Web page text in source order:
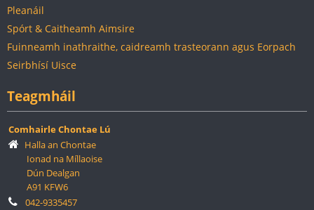
Pleanáil
Spórt & Caitheamh Aimsire
Fuinneamh inathraithe, caidreamh trasteorann agus Eorpach
Seirbhísí Uisce
Teagmháil
Comhairle Chontae Lú
Halla an Chontae
Ionad na Míllaoise
Dún Dealgan
A91 KFW6
042-9335457